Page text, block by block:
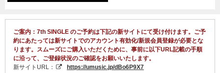
ご案内：7th SINGLE のご予約は下記の新サイトにて受け付けます。ご予
約にあたっては新サイトでのアカウント有効化/新規会員登録が必要とな
ります。スムーズにご購入いただくために、事前に以下URL記載の手順
に沿って、ご登録状況のご確認をお願いいたします。
新サイトURL：
https://umusic.jp/dBo6P9X7